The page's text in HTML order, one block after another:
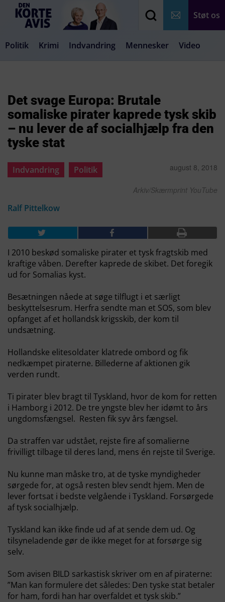
Støt os
Politik Krimi Indvandring Mennesker Video
Det svage Europa: Brutale
somaliske pirater kaprede tysk skib
– nu lever de af socialhjælp fra den
tyske stat
Indvandring Politik august 8, 2018
Arkiv/Skærmprint YouTube
Ralf Pittelkow
I 2010 beskød somaliske pirater et tysk fragtskib med
kraftige våben. Derefter kaprede de skibet. Det foregik
ud for Somalias kyst.
Besætningen nåede at søge tilflugt i et særligt
beskyttelsesrum. Herfra sendte man et SOS, som blev
opfanget af et hollandsk krigsskib, der kom til
undsætning.
Hollandske elitesoldater klatrede ombord og fik
nedkæmpet piraterne. Billederne af aktionen gik
verden rundt.
Ti pirater blev bragt til Tyskland, hvor de kom for retten
i Hamborg i 2012. De tre yngste blev her idømt to års
ungdomsfængsel. Resten fik syv års fængsel.
Da straffen var udstået, rejste fire af somalierne
frivilligt tilbage til deres land, mens én rejste til Sverige.
Nu kunne man måske tro, at de tyske myndigheder
sørgede for, at også resten blev sendt hjem. Men de
lever fortsat i bedste velgående i Tyskland. Forsørgede
af tysk socialhjælp.
Tyskland kan ikke finde ud af at sende dem ud. Og
tilsyneladende gør de ikke meget for at forsørge sig
selv.
Som avisen BILD sarkastisk skriver om en af piraterne:
”Man kan formulere det således: Den tyske stat betaler
for ham, fordi han har overfaldet et tysk skib.”